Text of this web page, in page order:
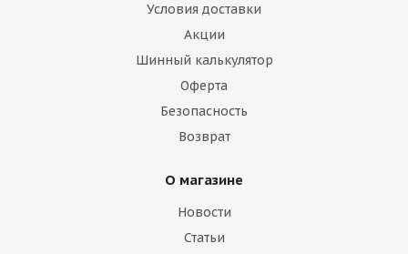
Условия доставки
Акции
Шинный калькулятор
Оферта
Безопасность
Возврат
О магазине
Новости
Статьи